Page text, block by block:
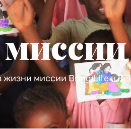
жизни миссии Bring Life в